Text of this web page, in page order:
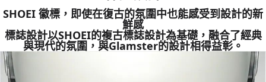
SHOEI 徽標，即使在復古的氛圍中也能感受到設計的新
鮮感
標誌設計以SHOEI的複古標誌設計為基礎，融合了經典
與現代的氛圍，與Glamster的設計相得益彰。